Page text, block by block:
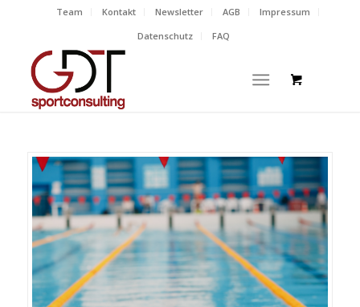
Team Kontakt Newsletter AGB
Impressum
Datenschutz
FAQ